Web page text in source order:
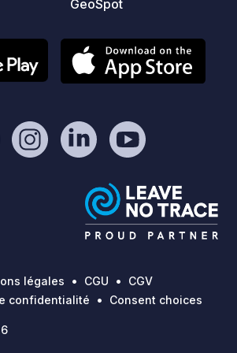
GeoSpot
légales CGU
CGV
confidentialité
Consent choices